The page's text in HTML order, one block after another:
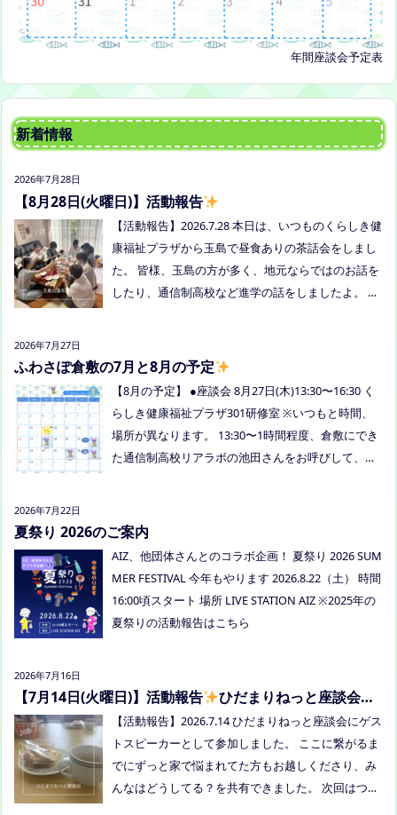
年間座談会予定表
新着情報
2026年7月28日
【8月28日(火曜日)】活動報告
【活動報告】2026.7.28 本日は、いつものくらしき健
康福祉プラザから玉島で昼食ありの茶話会をしまし
た。 皆様、玉島の方が多く、地元ならではのお話を
したり、通信制高校など進学の話をしましたよ。 通
ていただく予定にしていますので、ご興味のある方
2026年7月27日
ふわさぽ倉敷の7月と8月の予定
【8月の予定】 ●座談会 8月27日(木)13:30〜16:30 く
らしき健康福祉プラザ301研修室 ※いつもと時間、
場所が異なります。 13:30〜1時間程度、倉敷にでき
た通信制高校リアラボの池田さんをお呼びして、通
でお知らせください。 ●スナックふわさぽ(夜のごは
まつフリースクール(岡山市南区植松312-6) 参加者：
ただきます。 参加費：中学生以上500円、小学生200
円、乳幼児無料 ※お申し込みはこちらから https://f
orms.gle/Vhs62HxfDKduZMeV8 ●ひだまりねっと座
談会(北村がゲストスピーカーで参加します) 場所：
つむぎ高梁（高梁市横町1072-1） 日時：令和8年8月
2026年7月22日
夏祭り 2026のご案内
AIZ、他団体さんとのコラボ企画！ 夏祭り 2026 SUM
MER FESTIVAL 今年もやります 2026.8.22（土） 時間
16:00頃スタート 場所 LIVE STATION AIZ ※2025年の
夏祭りの活動報告はこちら
2026年7月16日
【7月14日(火曜日)】活動報告
ひだまりねっと座談会に
参加しました
【活動報告】2026.7.14 ひだまりねっと座談会にゲス
トスピーカーとして参加しました。 ここに繋がるま
でにずっと家で悩まれてた方もお越しくださり、み
んなはどうしてる？を共有できました。 次回はつむ